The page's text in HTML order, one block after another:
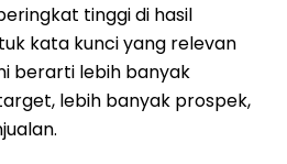
tinggi di hasil
kata kunci yang relevan
berarti lebih banyak
lebih banyak prospek,